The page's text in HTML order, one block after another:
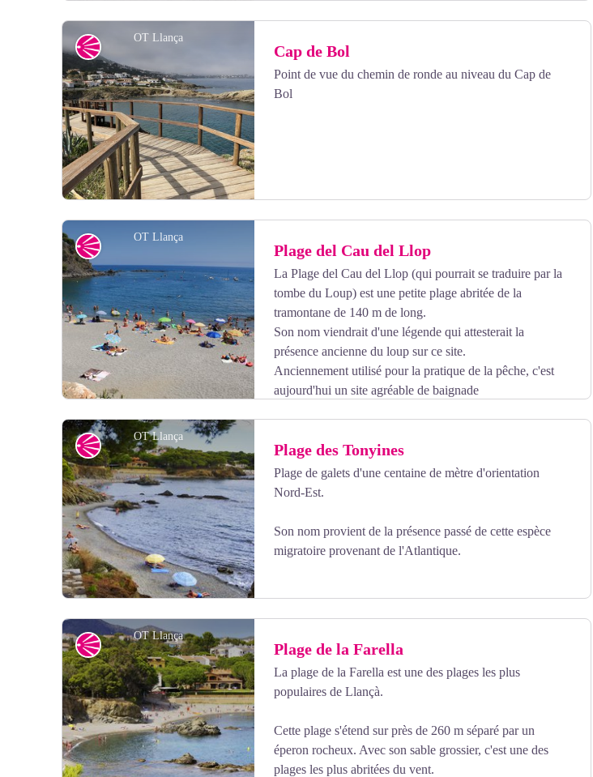
Voir l'image en plein écran
Plus d'informations
OT Llança
Voir l'image en plein écran
Point de vue Cap de Bol
Point de vue du chemin de ronde au niveau du Cap de
Bol
OT Llança
Voir l'image en plein écran
Point de vue Plage del Cau del Llop
La Plage del Cau del Llop (qui pourrait se traduire par la
tombe du Loup) est une petite plage abritée de la
tramontane de 140 m de long.
Son nom viendrait d'une légende qui attesterait la
présence ancienne du loup sur ce site.
Anciennement utilisé pour la pratique de la pêche, c'est
aujourd'hui un site agréable de baignade
OT Llança
Voir l'image en plein écran
Point de vue Plage des Tonyines
Plage de galets d'une centaine de mètre d'orientation
Nord-Est.
Son nom provient de la présence passé de cette espèce
migratoire provenant de l'Atlantique.
OT Llança
Point de vue Plage de la Farella
La plage de la Farella est une des plages les plus
populaires de Llançà.
Cette plage s'étend sur près de 260 m séparé par un
éperon rocheux. Avec son sable grossier, c'est une des
plages les plus abritées du vent.